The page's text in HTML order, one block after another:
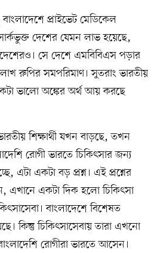
প্রাইভেট মেডিকেল
দেশের যেমন লাভ হয়েছে,
সে দেশে এমবিবিএস পড়ার
রুপির সমপরিমাণ। সুতরাং ভারতীয়
ভালো অঙ্কের অর্থ আয় করছে
শিক্ষার্থী যখন বাড়ছে, তখন
রোগী ভারতে চিকিৎসার জন্য
এটা একটা বড় প্রশ্ন। এই প্রশ্নের
এখানে একটা দিক হলো চিকিৎসা
বাংলাদেশে বিশেষত
কিন্তু চিকিৎসাসেবায় তারা এখনো
রোগীরা ভারতে আসেন।